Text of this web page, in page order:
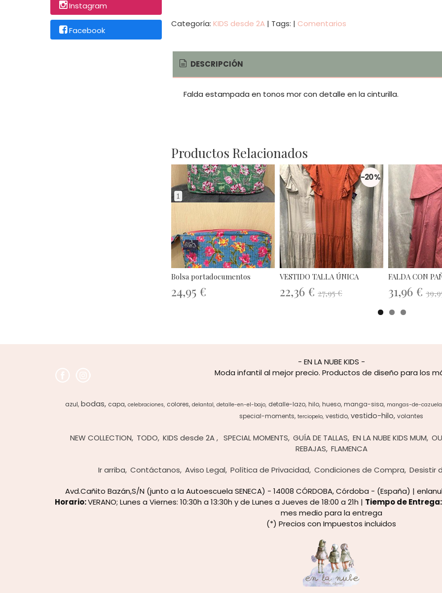
Instagram
Facebook
Categoría: KIDS desde 2A | Tags: | Comentarios
DESCRIPCIÓN
Falda estampada en tonos mor con detalle en la cinturilla.
Productos Relacionados
Bolsa portadocumentos
24,95 €
-20 %
VESTIDO TALLA ÚNICA
22,36 € 27,95 €
FALDA CON
31,96 €
- EN LA NUBE KIDS -
Moda infantil al mejor precio. Productos de diseño para los
azul bodas capa celebraciones colores delantal detalle-en-el-bajo detalle-lazo hilo hueso manga-sisa mangas-de-cazuela
special-moments terciopelo vestido vestido-hilo volantes
NEW COLLECTION TODO KIDS desde 2A SPECIAL MOMENTS GUÍA DE TALLAS EN LA NUBE KIDS MUM
REBAJAS FLAMENCA
Ir arriba Contáctanos Aviso Legal Política de Privacidad Condiciones de Compra Desistir
Avd.Cañito Bazán,S/N (junto a la Autoescuela SENECA) - 14008 CÓRDOBA, Córdoba - (España) |
Horario:VERANO; Lunes a Viernes: 10:30h a 13:30h y de Lunes a Jueves de 18:00 a 21h | Tiempo de Entrega:
mes medio para la entrega
(*) Precios con Impuestos incluidos